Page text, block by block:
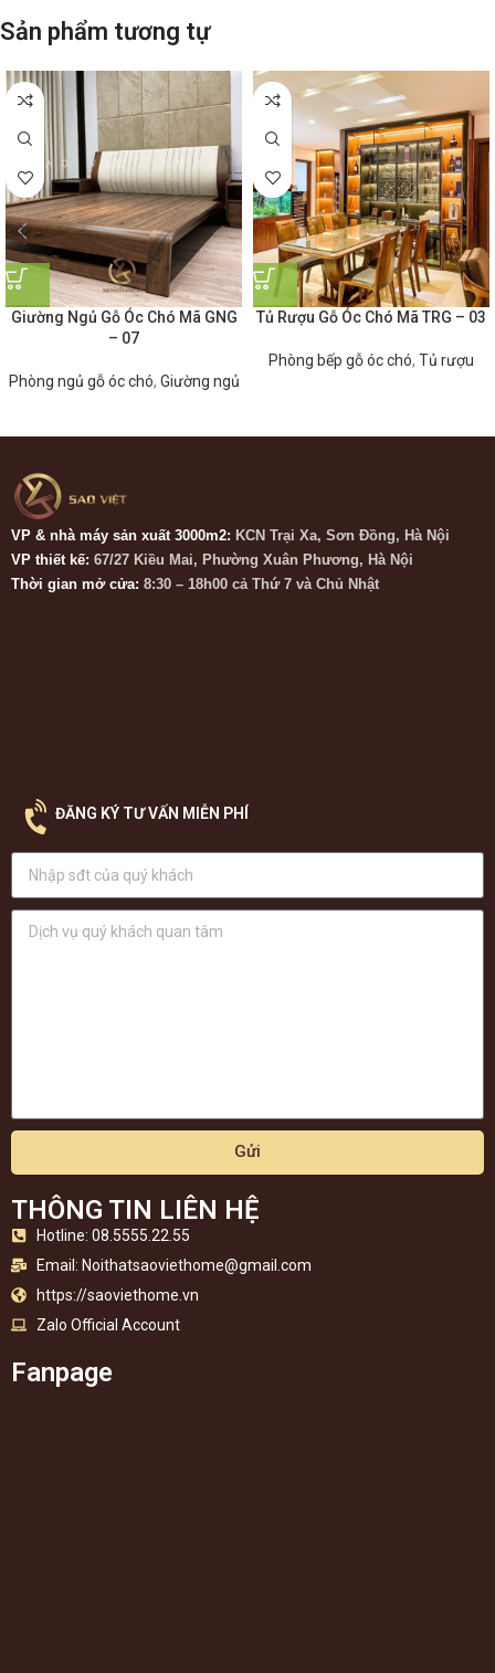
Sản phẩm tương tự
Giường Ngủ Gỗ Óc Chó Mã GNG
– 07
Phòng ngủ gỗ óc chó, Giường ngủ
Tủ Rượu Gỗ Óc Chó Mã TRG – 03
Phòng bếp gỗ óc chó, Tủ rượu
VP & nhà máy sản xuất 3000m2: KCN Trại Xa, Sơn Đồng, Hà Nội
VP thiết kế: 67/27 Kiều Mai, Phường Xuân Phương, Hà Nội
Thời gian mở cửa: 8:30 – 18h00 cả Thứ 7 và Chủ Nhật
ĐĂNG KÝ TƯ VẤN MIỄN PHÍ
Gửi
THÔNG TIN LIÊN HỆ
Hotline: 08.5555.22.55
Email: Noithatsaoviethome@gmail.com
https://saoviethome.vn
Zalo Official Account
Fanpage